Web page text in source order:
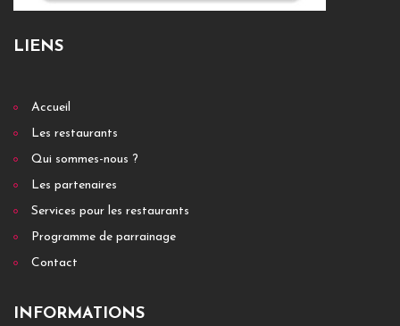
LIENS
Accueil
Les restaurants
Qui sommes-nous ?
Les partenaires
Services pour les restaurants
Programme de parrainage
Contact
INFORMATIONS